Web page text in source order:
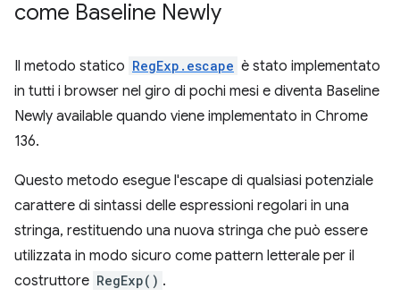
come Baseline Newly
Il metodo statico RegExp.escape è stato implementato
in tutti i browser nel giro di pochi mesi e diventa Baseline
Newly available quando viene implementato in Chrome
136.
Questo metodo esegue l'escape di qualsiasi potenziale
carattere di sintassi delle espressioni regolari in una
stringa, restituendo una nuova stringa che può essere
utilizzata in modo sicuro come pattern letterale per il
costruttore RegExp() .